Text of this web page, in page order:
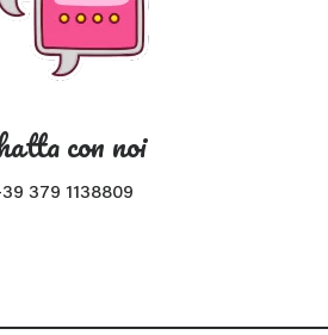
con noi
379 1138809